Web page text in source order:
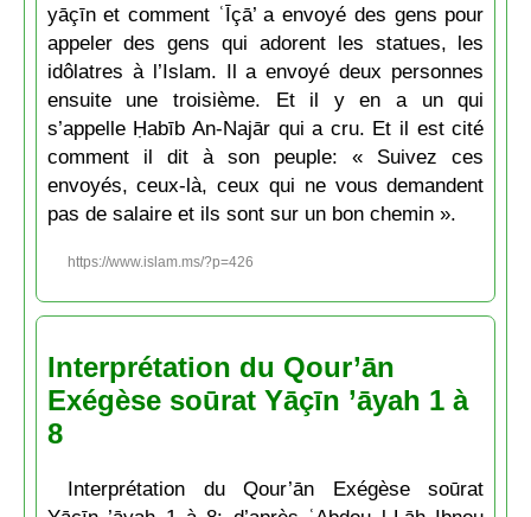
yāçīn et comment ʿĪçā’ a envoyé des gens pour
appeler des gens qui adorent les statues, les
idôlatres à l’Islam. Il a envoyé deux personnes
ensuite une troisième. Et il y en a un qui
s’appelle Ḥabīb An-Najār qui a cru. Et il est cité
comment il dit à son peuple: « Suivez ces
envoyés, ceux-là, ceux qui ne vous demandent
pas de salaire et ils sont sur un bon chemin ».
https://www.islam.ms/?p=426
Interprétation du Qour’ān
Exégèse soūrat Yāçīn ’āyah 1 à
8
Interprétation du Qour’ān Exégèse soūrat